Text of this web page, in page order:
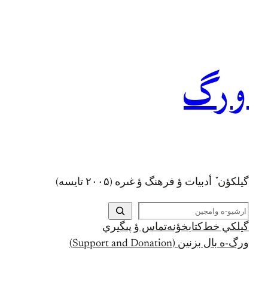
ورگ
گيلکؤن ٚ أدبیات ؤ فرهنگ ؤ غىره (۲۰۰۵ تايسه)
ج
س
ت
ج
گيلکي خط کتابخؤنهتماس ؤ پىگيري
ورگ-ه بال بزنين (Support and Donation)